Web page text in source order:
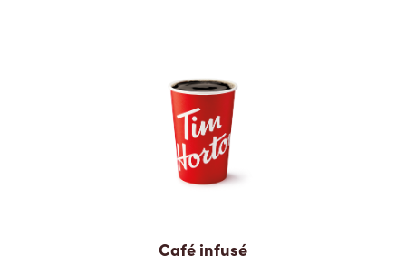
Café infusé